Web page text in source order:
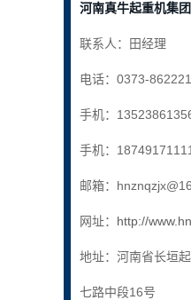
河南真牛起重机集
联系人：田经理
电话：0373-
手机：
手机：18749171111
邮箱：
网址： http://
地址：河南省长垣
七路中段16号